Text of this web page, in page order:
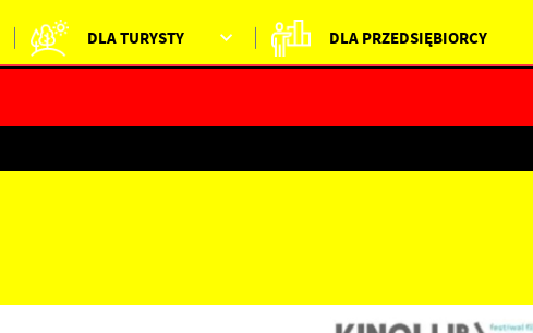
DLA TURYSTY DLA PRZEDSIĘBIORCY